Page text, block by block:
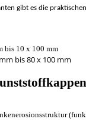
gibt es die
bis 10 x 100 mm
bis 80 x 100 mm